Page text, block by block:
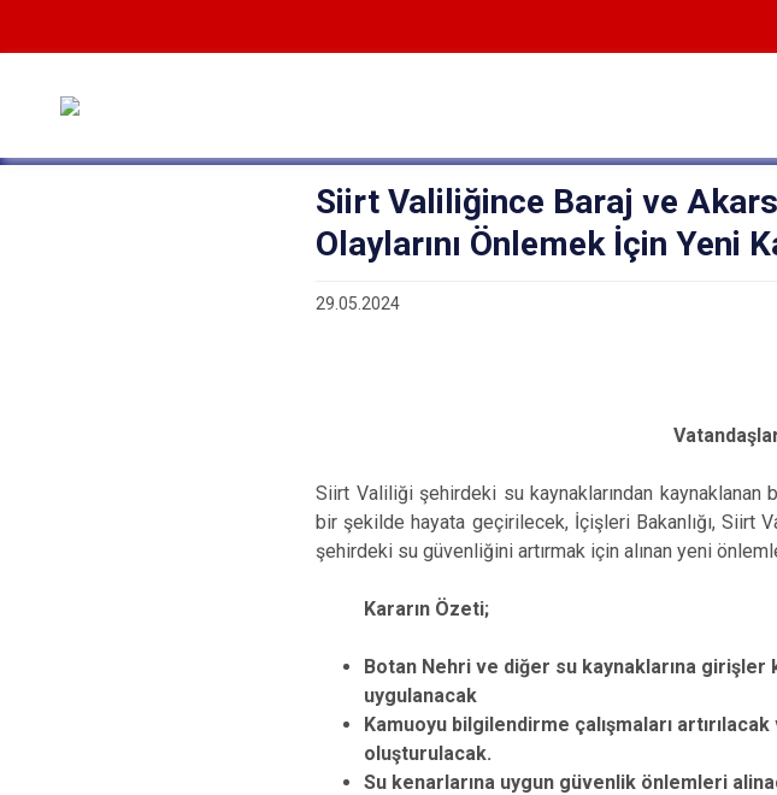
Siirt Valiliğince Baraj ve
Olaylarını Önlemek İçin Yeni
29.05.2024
Siirt Valiliği şehirdeki su kaynaklarından kaynaklanan
bir şekilde hayata geçirilecek, İçişleri Bakanlığı,
şehirdeki su güvenliğini artırmak için alınan yeni
Kararın Özeti;
Botan Nehri ve diğer su kaynaklarına girişler
uygulanacak
Kamuoyu bilgilendirme çalışmaları
oluşturulacak.
Su kenarlarına uygun güvenlik önlemleri